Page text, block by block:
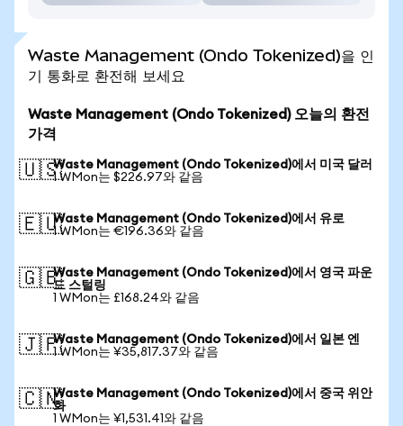
Waste Management (Ondo Tokenized)을 인
기 통화로 환전해 보세요
Waste Management (Ondo Tokenized) 오늘의 환전
가격
🇺🇸Waste Management (Ondo Tokenized)에서 미국 달러
1 WMon는 $226.97와 같음
🇪🇺Waste Management (Ondo Tokenized)에서 유로
1 WMon는 €196.36와 같음
🇬🇧Waste Management (Ondo Tokenized)에서 영국 파운
드 스털링
1 WMon는 £168.24와 같음
🇯🇵Waste Management (Ondo Tokenized)에서 일본 엔
1 WMon는 ¥35,817.37와 같음
🇨🇳Waste Management (Ondo Tokenized)에서 중국 위안
화
1 WMon는 ¥1,531.41와 같음